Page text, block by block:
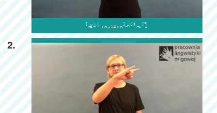

2.